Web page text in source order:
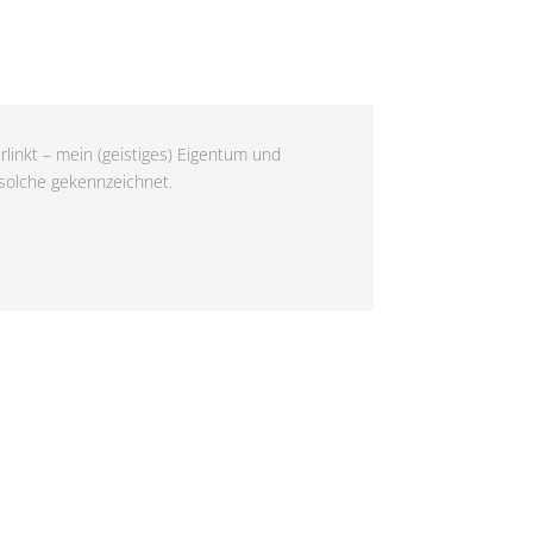
– mein (geistiges) Eigentum und
gekennzeichnet.